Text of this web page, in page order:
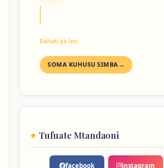
Bahati ya leo:
SOMA KUHUSU SIMBA
Tufuate Mtandaoni
facebook instagram